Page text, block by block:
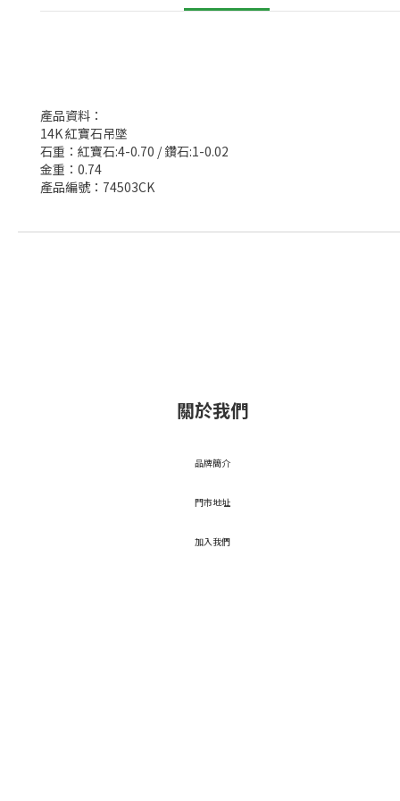
產品資料：
14K 紅寶石吊墜
石重：紅寶石:4-0.70 / 鑽石:1-0.02
金重：0.74
產品編號：74503CK
關於我們
品牌簡介
門市地址
加入我們